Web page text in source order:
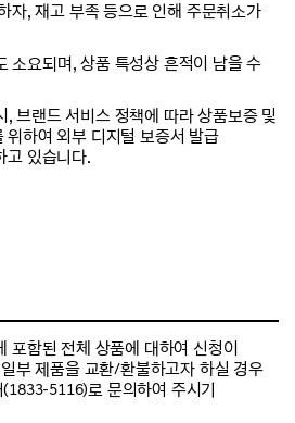
자, 재고 부족 등으로 인해 주문취소가
소요되며, 상품 특성상 흔적이 남을 수
, 브랜드 서비스 정책에 따라 상품보증 및
위하여 외부 디지털 보증서 발급
고 있습니다.
포함된 전체 상품에 대하여 신청이
부 제품을 교환/환불하고자 하실 경우
5116)로 문의하여 주시기